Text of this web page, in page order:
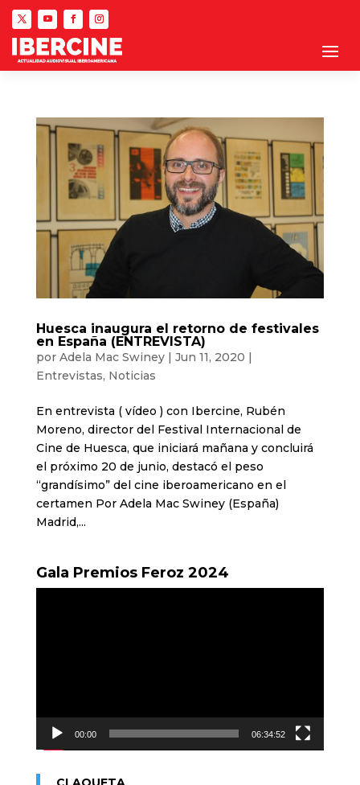
Huesca inaugura el retorno de festivales
en España (ENTREVISTA)
por Adela Mac Swiney| Jun 11, 2020 |
Entrevistas, Noticias
En entrevista ( vídeo ) con Ibercine, Rubén
Moreno, director del Festival Internacional de
Cine de Huesca, que iniciará mañana y concluirá
el próximo 20 de junio, destacó el peso
“grandísimo” del cine iberoamericano en el
certamen Por Adela Mac Swiney (España)
Madrid,...
Gala Premios Feroz 2024
00:00 06:34:52